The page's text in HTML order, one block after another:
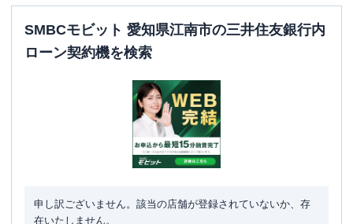
SMBCモビット 愛知県江南市の三井住友銀行内
ローン契約機を検索
申し訳ございません。該当の店舗が登録されていないか、存
在いたしません。